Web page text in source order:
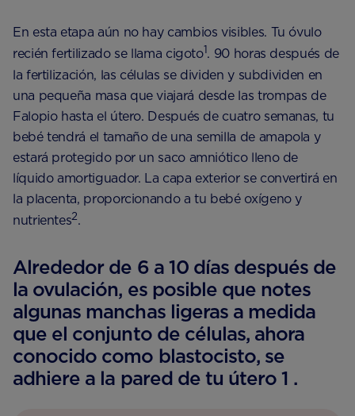
En esta etapa aún no hay cambios visibles. Tu óvulo
recién fertilizado se llama cigoto1. 90 horas después de
la fertilización, las células se dividen y subdividen en
una pequeña masa que viajará desde las trompas de
Falopio hasta el útero. Después de cuatro semanas, tu
bebé tendrá el tamaño de una semilla de amapola y
estará protegido por un saco amniótico lleno de
líquido amortiguador. La capa exterior se convertirá en
la placenta, proporcionando a tu bebé oxígeno y
nutrientes2.
Alrededor de 6 a 10 días después de
la ovulación, es posible que notes
algunas manchas ligeras a medida
que el conjunto de células, ahora
conocido como blastocisto, se
adhiere a la pared de tu útero 1 .